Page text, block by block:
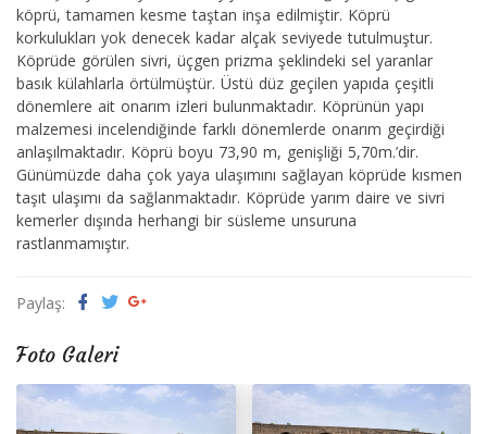
köprü, tamamen kesme taştan inşa edilmiştir. Köprü
korkulukları yok denecek kadar alçak seviyede tutulmuştur.
Köprüde görülen sivri, üçgen prizma şeklindeki sel yaranlar
basık külahlarla örtülmüştür. Üstü düz geçilen yapıda çeşitli
dönemlere ait onarım izleri bulunmaktadır. Köprünün yapı
malzemesi incelendiğinde farklı dönemlerde onarım geçirdiği
anlaşılmaktadır. Köprü boyu 73,90 m, genişliği 5,70m.’dir.
Günümüzde daha çok yaya ulaşımını sağlayan köprüde kısmen
taşıt ulaşımı da sağlanmaktadır. Köprüde yarım daire ve sivri
kemerler dışında herhangi bir süsleme unsuruna
rastlanmamıştır.
Paylaş:
Foto Galeri